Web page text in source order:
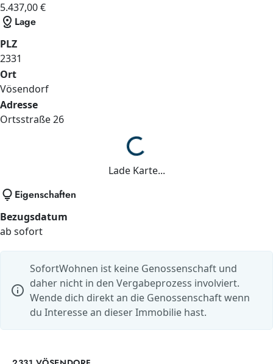
5.437,00 €
distance Lage
PLZ
2331
Ort
Vösendorf
Adresse
Ortsstraße26
Lade...
Lade Karte...
lightbulb Eigenschaften
Bezugsdatum
ab sofort
info
SofortWohnen ist keine Genossenschaft und
daher nicht in den Vergabeprozess involviert.
Wende dich direkt an die Genossenschaft wenn
du Interesse an dieser Immobilie hast.